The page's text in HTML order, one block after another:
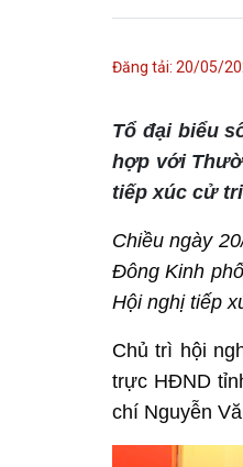
Đăng tải: 20/05/
Tổ đại biểu
hợp với
tiếp xúc cử
Chiều ngày
Đông Kinh
Hội nghị tiếp
Chủ trì hội
trực HĐND
chí Nguyễn